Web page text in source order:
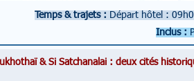
Temps & trajets : Départ hôtel :
Inclus :
& Si Satchanalai : deux cités